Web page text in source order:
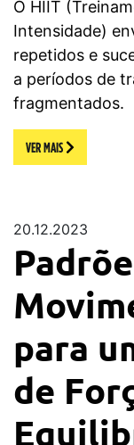
O HIIT
Intensidade)
repetidos e
a períodos de
fragmentados.
VER MAIS
20.12.2023
para
de